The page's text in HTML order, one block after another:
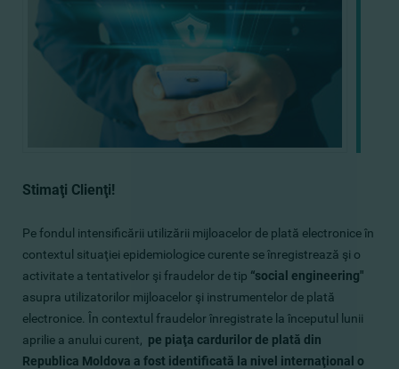
Stimaţi Сlienţi!
Pe fondul intensificării utilizării mijloacelor de plată electronice în
contextul situaţiei epidemiologice curente se înregistrează şi o
activitate a tentativelor şi fraudelor de tip “social engineering"
asupra utilizatorilor mijloacelor şi instrumentelor de plată
electronice. În contextul fraudelor înregistrate la începutul lunii
aprilie a anului curent, pe piaţa cardurilor de plată din
Republica Moldova a fost identificată la nivel internaţional o